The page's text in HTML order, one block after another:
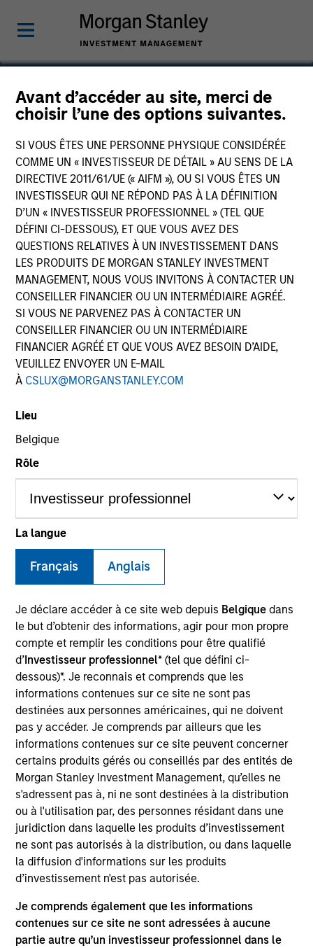
Avant d’accéder au site, merci de
choisir l’une des options suivantes.
SI VOUS ÊTES UNE PERSONNE PHYSIQUE CONSIDÉRÉE
COMME UN « INVESTISSEUR DE DÉTAIL » AU SENS DE LA
DIRECTIVE 2011/61/UE (« AIFM »), OU SI VOUS ÊTES UN
INVESTISSEUR QUI NE RÉPOND PAS À LA DÉFINITION
D’UN « INVESTISSEUR PROFESSIONNEL » (TEL QUE
DÉFINI CI-DESSOUS), ET QUE VOUS AVEZ DES
QUESTIONS RELATIVES À UN INVESTISSEMENT DANS
LES PRODUITS DE MORGAN STANLEY INVESTMENT
MANAGEMENT, NOUS VOUS INVITONS À CONTACTER UN
CONSEILLER FINANCIER OU UN INTERMÉDIAIRE AGRÉÉ.
SI VOUS NE PARVENEZ PAS À CONTACTER UN
CONSEILLER FINANCIER OU UN INTERMÉDIAIRE
FINANCIER AGRÉÉ ET QUE VOUS AVEZ BESOIN D’AIDE,
VEUILLEZ ENVOYER UN E-MAIL
À CSLUX@MORGANSTANLEY.COM
Lieu
Belgique
Rôle
La langue
Français Anglais
Je déclare accéder à ce site web depuis Belgique dans
le but d’obtenir des informations, agir pour mon propre
compte et remplir les conditions pour être qualifié
d’Investisseur professionnel* (tel que défini ci-
dessous)*. Je reconnais et comprends que les
informations contenues sur ce site ne sont pas
destinées aux personnes américaines, qui ne doivent
pas y accéder. Je comprends par ailleurs que les
informations contenues sur ce site peuvent concerner
certains produits gérés ou conseillés par des entités de
Morgan Stanley Investment Management, qu’elles ne
s'adressent pas à, ni ne sont destinées à la distribution
ou à l'utilisation par, des personnes résidant dans une
juridiction dans laquelle les produits d’investissement
ne sont pas autorisés à la distribution, ou dans laquelle
la diffusion d'informations sur les produits
d’investissement n'est pas autorisée.
Je comprends également que les informations
contenues sur ce site ne sont adressées à aucune
partie autre qu’un investisseur professionnel dans le
Allstar Services
SECTOR
Business & Consumer Services
COUNTRY
United States
Invested on
Apr 2023
Transaction Type
Founder Recapitalization
Allstar Services is a full-service provider of
residential exterior replacement, repair and
maintenance services across trades including
roofing, siding, windows, and gutters. The company,
which was founded in 1979, has grown into a leading
regional platform in the residential exterior services
segment.
View Current Employment Opportunities
View Site
Board Membership
Adam Shaw, Patrick Whitehead,Marc Godlis
Morgan Stanley Capital Partners
Press Release